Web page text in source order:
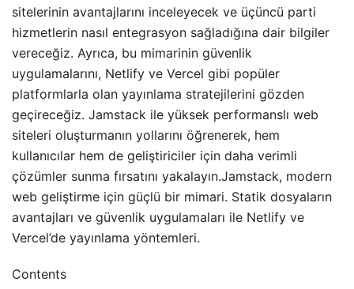
sitelerinin avantajlarını inceleyecek ve üçüncü parti
hizmetlerin nasıl entegrasyon sağladığına dair bilgiler
vereceğiz. Ayrıca, bu mimarinin güvenlik
uygulamalarını, Netlify ve Vercel gibi popüler
platformlarla olan yayınlama stratejilerini gözden
geçireceğiz. Jamstack ile yüksek performanslı web
siteleri oluşturmanın yollarını öğrenerek, hem
kullanıcılar hem de geliştiriciler için daha verimli
çözümler sunma fırsatını yakalayın.Jamstack, modern
web geliştirme için güçlü bir mimari. Statik dosyaların
avantajları ve güvenlik uygulamaları ile Netlify ve
Vercel’de yayınlama yöntemleri.
Contents